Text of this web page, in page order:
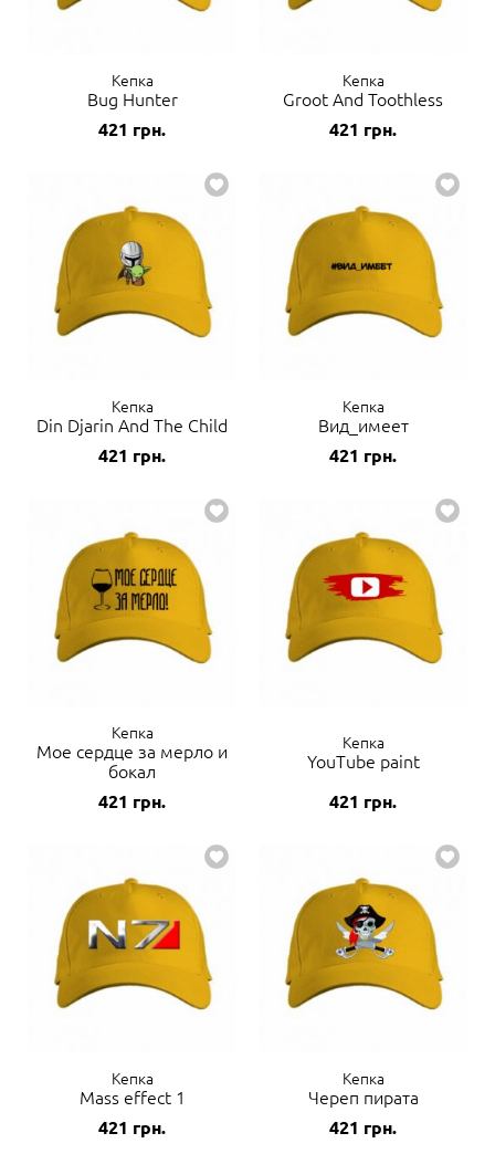
Кепка
Bug Hunter
421 грн.
Кепка
Groot And Toothless
421 грн.
Кепка
Din Djarin And The Child
421 грн.
Кепка
Вид_имеет
421 грн.
Кепка
Мое сердце за мерло и
бокал
421 грн.
Кепка
YouTube paint
421 грн.
Кепка
Mass effect 1
421 грн.
Кепка
Череп пирата
421 грн.